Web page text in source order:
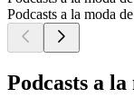
Podcasts a la moda
Podcasts a